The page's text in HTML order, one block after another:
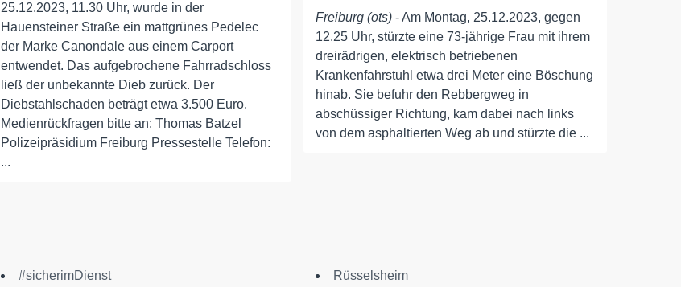
25.12.2023, 11.30 Uhr, wurde in der
Hauensteiner Straße ein mattgrünes Pedelec
der Marke Canondale aus einem Carport
entwendet. Das aufgebrochene Fahrradschloss
ließ der unbekannte Dieb zurück. Der
Diebstahlschaden beträgt etwa 3.500 Euro.
Medienrückfragen bitte an: Thomas Batzel
Polizeipräsidium Freiburg Pressestelle Telefon:
...
Freiburg (ots) - Am Montag, 25.12.2023, gegen
12.25 Uhr, stürzte eine 73-jährige Frau mit ihrem
dreirädrigen, elektrisch betriebenen
Krankenfahrstuhl etwa drei Meter eine Böschung
hinab. Sie befuhr den Rebbergweg in
abschüssiger Richtung, kam dabei nach links
von dem asphaltierten Weg ab und stürzte die ...
#sicherimDienst Rüsselsheim